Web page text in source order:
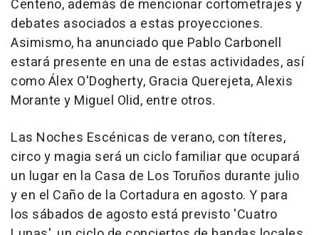
Centeno, además de mencionar cortometrajes y
debates asociados a estas proyecciones.
Asimismo, ha anunciado que Pablo Carbonell
estará presente en una de estas actividades, así
como Álex O'Dogherty, Gracia Querejeta, Alexis
Morante y Miguel Olid, entre otros.
Las Noches Escénicas de verano, con títeres,
circo y magia será un ciclo familiar que ocupará
un lugar en la Casa de Los Toruños durante julio
y en el Caño de la Cortadura en agosto. Y para
los sábados de agosto está previsto 'Cuatro